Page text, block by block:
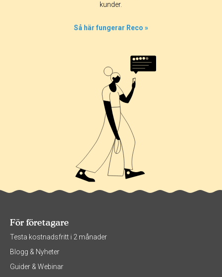
kunder.
Så här fungerar Reco »
För företagare
Testa kostnadsfritt i 2 månader
Blogg & Nyheter
Guider & Webinar